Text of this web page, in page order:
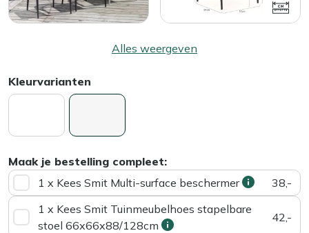
Alles weergeven
Kleurvarianten
Maak je bestelling compleet:
1 x Kees Smit Multi-surface beschermer
38,-
1 x Kees Smit Tuinmeubelhoes stapelbare
stoel 66x66x88/128cm
42,-